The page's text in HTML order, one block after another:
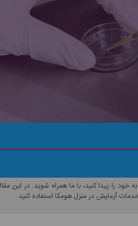
را پیدا کنید، با ما همراه شوید. در این
آزمایش در منزل هومکا استفاده کنید.